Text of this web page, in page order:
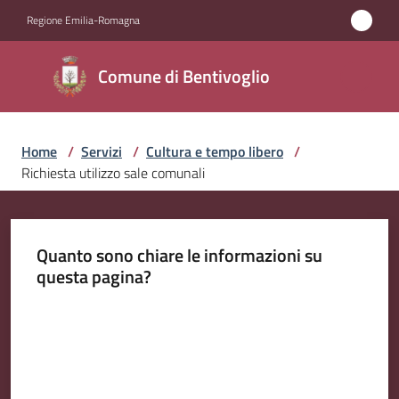
Regione Emilia-Romagna
Comune di Bentivoglio
Comune di
Bentivoglio
Amministrazione
Servizi
Menu selezionato
Home / Servizi / Cultura e tempo libero /
Richiesta utilizzo sale comunali
Quanto sono chiare le informazioni su
questa pagina?